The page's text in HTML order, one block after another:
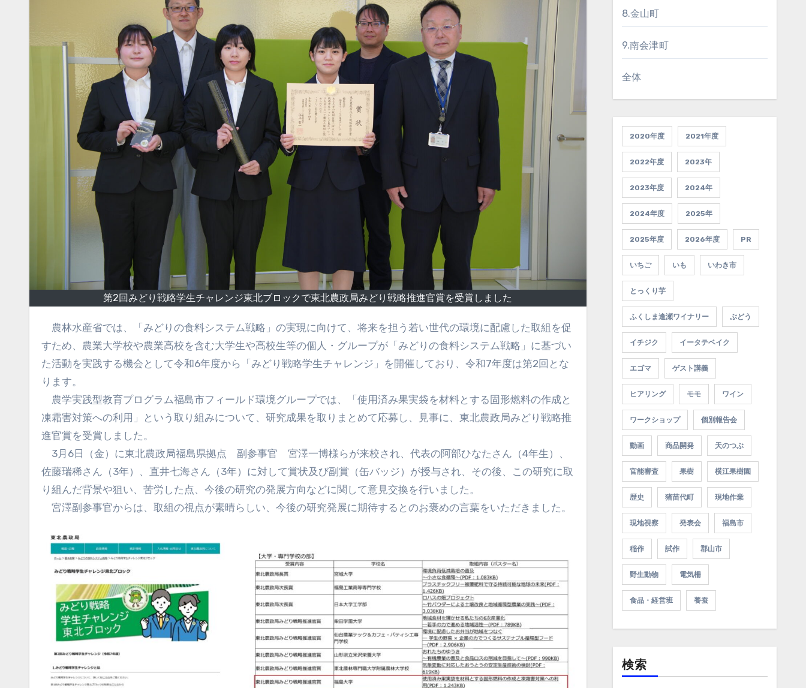
第2回みどり戦略学生チャレンジ東北ブロックで東北農政局みどり戦略推進官賞を受賞しました
農林水産省では、「みどりの食料システム戦略」の実現に向けて、将来を担う若い世代の環境に配慮した取組を促
すため、農業大学校や農業高校を含む大学生や高校生等の個人・グループが「みどりの食料システム戦略」に基づい
た活動を実践する機会として令和6年度から「みどり戦略学生チャレンジ」を開催しており、令和7年度は第2回とな
ります。
農学実践型教育プログラム福島市フィールド環境グループでは、「使用済み果実袋を材料とする固形燃料の作成と
凍霜害対策への利用」という取り組みについて、研究成果を取りまとめて応募し、見事に、東北農政局みどり戦略推
進官賞を受賞しました。
3月6日（金）に東北農政局福島県拠点 副参事官 宮澤一博様らが来校され、代表の阿部ひなたさん（4年生）、
佐藤瑞稀さん（3年）、直井七海さん（3年）に対して賞状及び副賞（缶バッジ）が授与され、その後、この研究に取
り組んだ背景や狙い、苦労した点、今後の研究の発展方向などに関して意見交換を行いました。
宮澤副参事官からは、取組の視点が素晴らしい、今後の研究発展に期待するとのお褒めの言葉をいただきました。
8.金山町
9.南会津町
全体
2020年度 2021年度
2022年度 2023年
2023年度 2024年
2024年度 2025年
2025年度 2026年度 PR
いちご いも いわき市
とっくり芋
ふくしま逢瀬ワイナリー ぶどう
イチジク イータテベイク
エゴマ ゲスト講義
ヒアリング モモ ワイン
ワークショップ 個別報告会
動画 商品開発 天のつぶ
官能審査 果樹 横江果樹園
歴史 猪苗代町 現地作業
現地視察 発表会 福島市
稲作 試作 郡山市
野生動物 電気柵
食品・経営班 養蚕
検索